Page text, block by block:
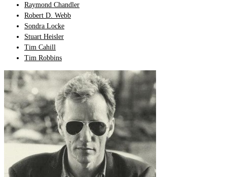
Raymond Chandler
Robert D. Webb
Sondra Locke
Stuart Heisler
Tim Cahill
Tim Robbins